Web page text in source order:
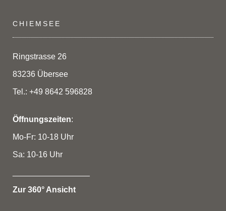
CHIEMSEE
Ringstrasse 26
83236 Übersee
Tel.: +49 8642 596828
Öffnungszeiten:
Mo-Fr: 10-18 Uhr
Sa: 10-16 Uhr
Zur 360° Ansicht